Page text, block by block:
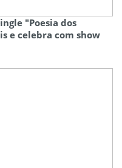
"Poesia dos
e celebra com show